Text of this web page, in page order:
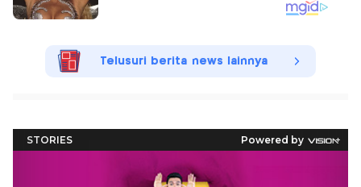
Telusuri berita news lainnya